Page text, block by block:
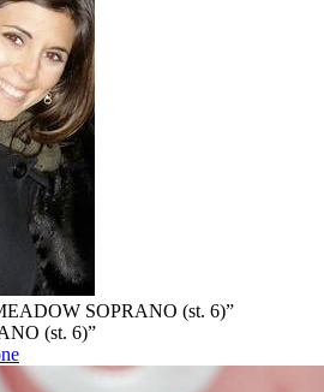
SOPRANO (st. 6)”
(st. 6)”